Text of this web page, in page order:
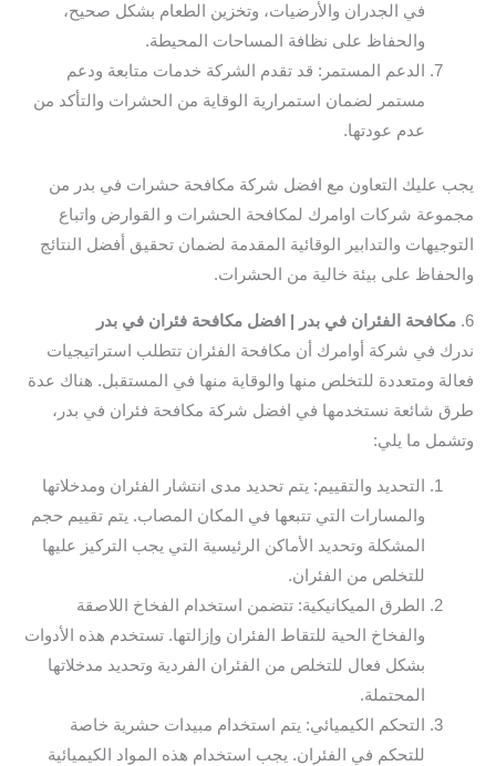
في الجدران والأرضيات، وتخزين الطعام بشكل صحيح،
والحفاظ على نظافة المساحات المحيطة.
الدعم المستمر: قد تقدم الشركة خدمات متابعة ودعم
مستمر لضمان استمرارية الوقاية من الحشرات والتأكد من
عدم عودتها.
يجب عليك التعاون مع افضل شركة مكافحة حشرات في بدر من
مجموعة شركات اوامرك لمكافحة الحشرات و القوارض واتباع
التوجيهات والتدابير الوقائية المقدمة لضمان تحقيق أفضل النتائج
والحفاظ على بيئة خالية من الحشرات.
6. مكافحة الفئران في بدر | افضل مكافحة فئران في بدر
ندرك في شركة أوامرك أن مكافحة الفئران تتطلب استراتيجيات
فعالة ومتعددة للتخلص منها والوقاية منها في المستقبل. هناك عدة
طرق شائعة نستخدمها في افضل شركة مكافحة فئران في بدر،
وتشمل ما يلي:
التحديد والتقييم: يتم تحديد مدى انتشار الفئران ومدخلاتها
والمسارات التي تتبعها في المكان المصاب. يتم تقييم حجم
المشكلة وتحديد الأماكن الرئيسية التي يجب التركيز عليها
للتخلص من الفئران.
الطرق الميكانيكية: تتضمن استخدام الفخاخ اللاصقة
والفخاخ الحية للتقاط الفئران وإزالتها. تستخدم هذه الأدوات
بشكل فعال للتخلص من الفئران الفردية وتحديد مدخلاتها
المحتملة.
التحكم الكيميائي: يتم استخدام مبيدات حشرية خاصة
للتحكم في الفئران. يجب استخدام هذه المواد الكيميائية